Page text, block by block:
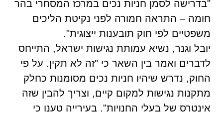
"בדרישה לסמן חניות נכים במרכז המסחרי בהר
חומה – התראה חמורה לפני נקיטת הליכים
משפטיים לפי חוק תובענות ייצוגית".
יובל וגנר, נשיא עמותת נגישות ישראל, התייחס
לדברים ואמר בין השאר כי "זה לא תקין. על פי
החוק, נדרש שיהיו חניות נכים מסומנות כחלק
מתקנות נגישות למקום קיים, וצריך להבין שזה
אינטרס של בעלי החנויות". בעירייה טענו כי